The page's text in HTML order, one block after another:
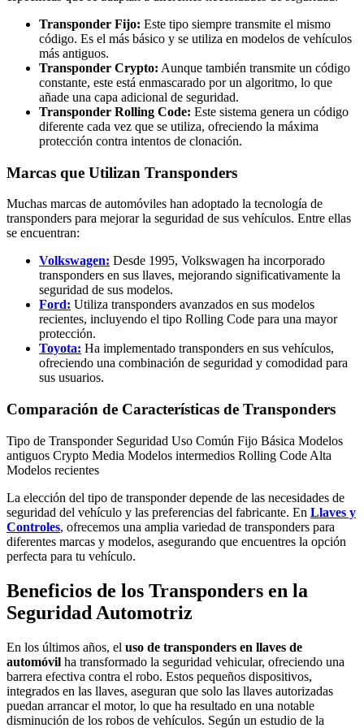
Transponder Fijo: Este tipo siempre transmite el mismo
código. Es el más básico y se utiliza en modelos de vehículos
más antiguos.
Transponder Crypto: Aunque también transmite un código
constante, este está enmascarado por un algoritmo, lo que
añade una capa adicional de seguridad.
Transponder Rolling Code: Este sistema genera un código
diferente cada vez que se utiliza, ofreciendo la máxima
protección contra intentos de clonación.
Marcas que Utilizan Transponders
Muchas marcas de automóviles han adoptado la tecnología de
transponders para mejorar la seguridad de sus vehículos. Entre ellas
se encuentran:
Volkswagen: Desde 1995, Volkswagen ha incorporado
transponders en sus llaves, mejorando significativamente la
seguridad de sus modelos.
Ford: Utiliza transponders avanzados en sus modelos
recientes, incluyendo el tipo Rolling Code para una mayor
protección.
Toyota: Ha implementado transponders en sus vehículos,
ofreciendo una combinación de seguridad y comodidad para
sus usuarios.
Comparación de Características de Transponders
Tipo de Transponder Seguridad Uso Común Fijo Básica Modelos
antiguos Crypto Media Modelos intermedios Rolling Code Alta
Modelos recientes
La elección del tipo de transponder depende de las necesidades de
seguridad del vehículo y las preferencias del fabricante. En Llaves y
Controles, ofrecemos una amplia variedad de transponders para
diferentes marcas y modelos, asegurando que encuentres la opción
perfecta para tu vehículo.
Beneficios de los Transponders en la
Seguridad Automotriz
En los últimos años, el uso de transponders en llaves de
automóvil ha transformado la seguridad vehicular, ofreciendo una
barrera efectiva contra el robo. Estos pequeños dispositivos,
integrados en las llaves, aseguran que solo las llaves autorizadas
puedan arrancar el motor, lo que ha resultado en una notable
disminución de los robos de vehículos. Según un estudio de la